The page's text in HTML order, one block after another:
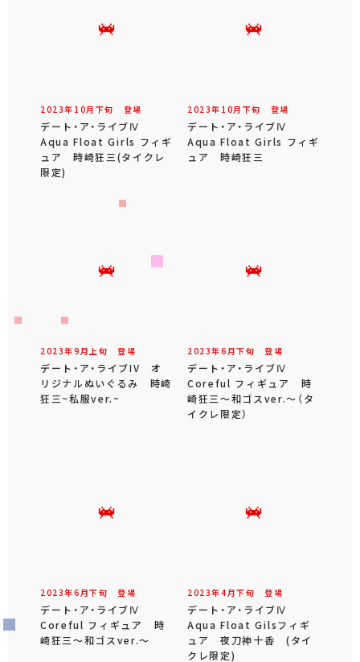
2023年 10月 下旬 登場
デート・ア・ライブⅣ
Aqua Float Girls フィギ
ュア 時崎狂三(タイクレ
限定)
2023年 10月 下旬 登場
デート・ア・ライブⅣ
Aqua Float Girls フィギ
ュア 時崎狂三
2023年9 月 上旬 登場
デート・ア・ライブIV オ
リジナルぬいぐるみ 時崎
狂三~私服ver.~
2023年6 月下旬 登場
デート・ア・ライブⅣ
Coreful フィギュア 時
崎狂三～和ゴスver.～（タ
イクレ限定）
2023年6 月下旬 登場
デート・ア・ライブⅣ
Coreful フィギュア 時
崎狂三～和ゴスver.～
2023年4 月下旬 登場
デート・ア・ライブⅣ
Aqua Float Gilsフィギ
ュア 夜刀神十香 (タイ
クレ限定)